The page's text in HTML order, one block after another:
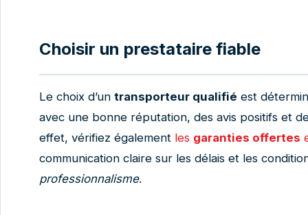
Choisir un prestataire fiable
Le choix d’un transporteur qualifié est
avec une bonne réputation, des avis positifs et
effet, vérifiez également les garanties offertes
communication claire sur les délais et les
professionnalisme.